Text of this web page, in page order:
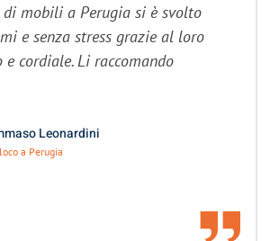
mobili a Perugia si è svolto
e senza stress grazie al loro
e cordiale. Li raccomando
Leonardini
a Perugia